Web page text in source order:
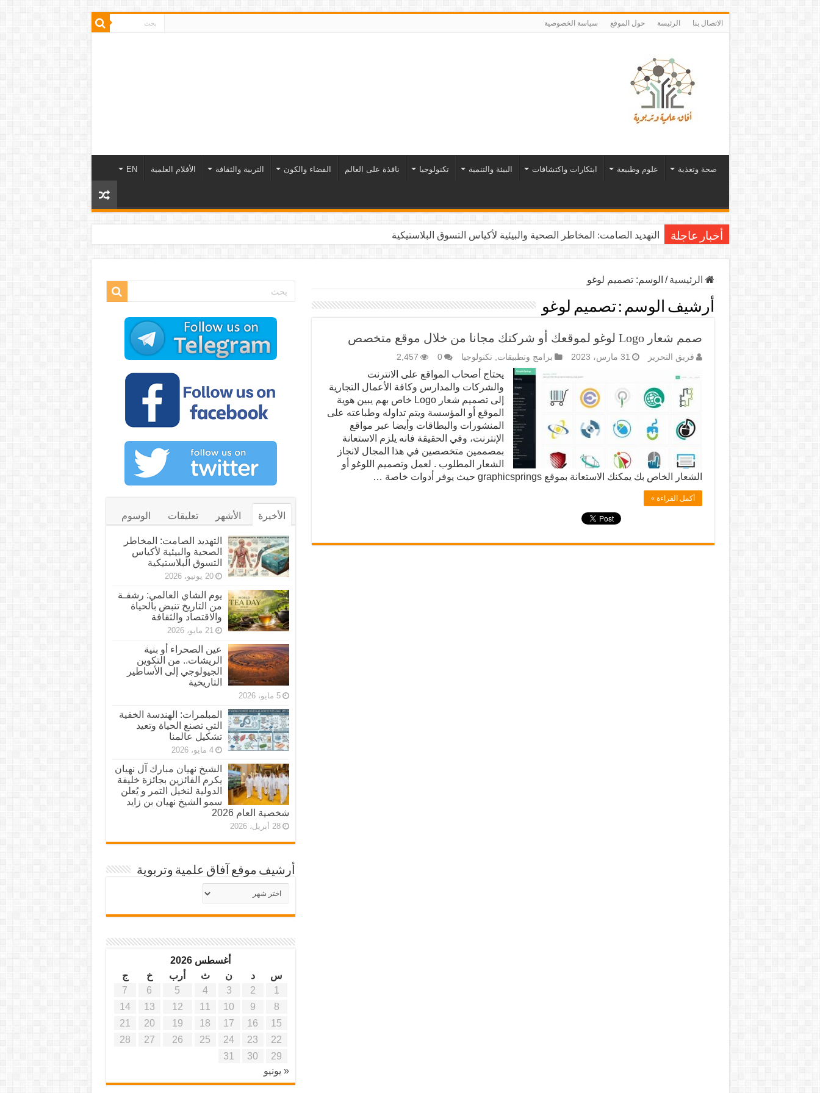
الاتصال بنا الرئيسة حول الموقع سياسة الخصوصية
صحة وتغذية علوم وطبيعة ابتكارات واكتشافات البيئة والتنمية تكنولوجيا نافذة على العالم الفضاء والكون التربية والثقافة الأفلام العلمية EN
أخبار عاجلة التهديد الصامت: المخاطر الصحية والبيئية لأكياس التسوق البلاستيكية
الرئيسية / الوسم:تصميم لوغو
أرشيف الوسم :تصميم لوغو
صمم شعار Logo لوغو لموقعك أو شركتك مجانا من خلال موقع متخصص
فريق التحرير 31 مارس، 2023 برامج وتطبيقات,تكنولوجيا 0
2,457
يحتاج أصحاب المواقع على الانترنت
والشركات والمدارس وكافة الأعمال التجارية
إلى تصميم شعار Logo خاص بهم يبين هوية
الموقع أو المؤسسة ويتم تداوله وطباعته على
المنشورات والبطاقات وأيضا عبر مواقع
الإنترنت، وفي الحقيقة فانه يلزم الاستعانة
بمصممين متخصصين في هذا المجال لانجاز
الشعار المطلوب . لعمل وتصميم اللوغو أو
الشعار الخاص بك يمكنك الاستعانة بموقع graphicsprings حيث يوفر أدوات خاصة …
أكمل القراءة »
الأخيرة الأشهر تعليقات الوسوم
التهديد الصامت: المخاطر
الصحية والبيئية لأكياس
التسوق البلاستيكية
20 يونيو، 2026
يوم الشاي العالمي: رشفـة
من التاريخ تنبض بالحياة
والاقتصاد والثقافة
21 مايو، 2026
عين الصحراء أو بنية
الريشات.. من التكوين
الجيولوجي إلى الأساطير
التاريخية
5 مايو، 2026
المبلمرات: الهندسة الخفية
التي تصنع الحياة وتعيد
تشكيل عالمنا
4 مايو، 2026
الشيخ نهيان مبارك آل نهيان
يكرم الفائزين بجائزة خليفة
الدولية لنخيل التمر و يُعلن
سمو الشيخ نهيان بن زايد
شخصية العام 2026
28 أبريل، 2026
أرشيف موقع آفاق علمية وتربوية
أرشيف
موقع
أغسطس 2026
س
د ن ث أرب خ
ج
1
2
3
4
5
6
7
8
9
10
11
12
13
14
15
16
17
18
19
20
21
22
23
24
25
26
27
28
29
30
31
« يونيو